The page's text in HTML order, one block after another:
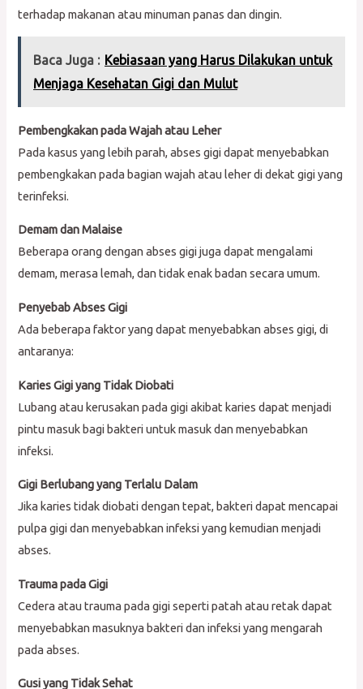
terhadap makanan atau minuman panas dan dingin.
Baca Juga : Kebiasaan yang Harus Dilakukan untuk
Menjaga Kesehatan Gigi dan Mulut
Pembengkakan pada Wajah atau Leher
Pada kasus yang lebih parah, abses gigi dapat menyebabkan
pembengkakan pada bagian wajah atau leher di dekat gigi yang
terinfeksi.
Demam dan Malaise
Beberapa orang dengan abses gigi juga dapat mengalami
demam, merasa lemah, dan tidak enak badan secara umum.
Penyebab Abses Gigi
Ada beberapa faktor yang dapat menyebabkan abses gigi, di
antaranya:
Karies Gigi yang Tidak Diobati
Lubang atau kerusakan pada gigi akibat karies dapat menjadi
pintu masuk bagi bakteri untuk masuk dan menyebabkan
infeksi.
Gigi Berlubang yang Terlalu Dalam
Jika karies tidak diobati dengan tepat, bakteri dapat mencapai
pulpa gigi dan menyebabkan infeksi yang kemudian menjadi
abses.
Trauma pada Gigi
Cedera atau trauma pada gigi seperti patah atau retak dapat
menyebabkan masuknya bakteri dan infeksi yang mengarah
pada abses.
Gusi yang Tidak Sehat